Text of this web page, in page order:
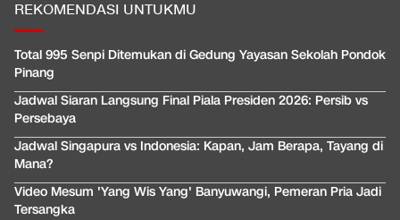
REKOMENDASI UNTUKMU
Total 995 Senpi Ditemukan di Gedung Yayasan Sekolah Pondok
Pinang
Jadwal Siaran Langsung Final Piala Presiden 2026: Persib vs
Persebaya
Jadwal Singapura vs Indonesia: Kapan, Jam Berapa, Tayang di
Mana?
Video Mesum 'Yang Wis Yang' Banyuwangi, Pemeran Pria Jadi
Tersangka